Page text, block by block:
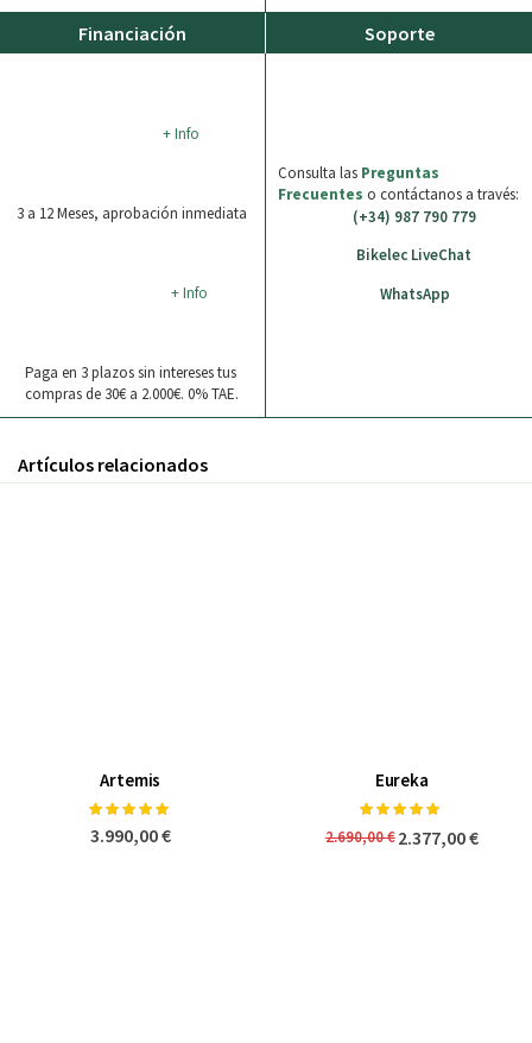
Financiación
+ Info
3 a 12 Meses, aprobación inmediata
+ Info
Paga en 3 plazos sin intereses tus
compras de 30€ a 2.000€. 0% TAE.
Soporte
Consulta las Preguntas
Frecuentes o contáctanos a través:
(+34) 987 790 779
Bikelec LiveChat
WhatsApp
Artículos relacionados
Artemis
Valoración:
3.990,00 €
Eureka
Valoración:
2.690,00 €2.377,00 €